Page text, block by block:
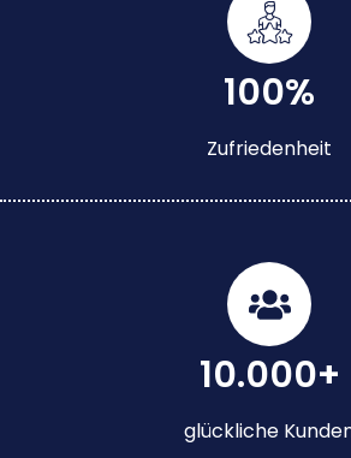
100%
Zufriedenheit
10.000+
glückliche